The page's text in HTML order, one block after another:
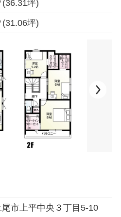
(36.31坪)
(31.06坪)
市上平中央３丁目5-10